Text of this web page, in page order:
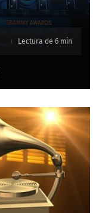
Lectura de 6 min